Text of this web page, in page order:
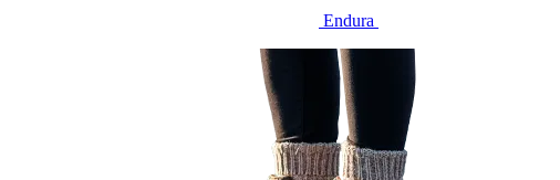
Endura